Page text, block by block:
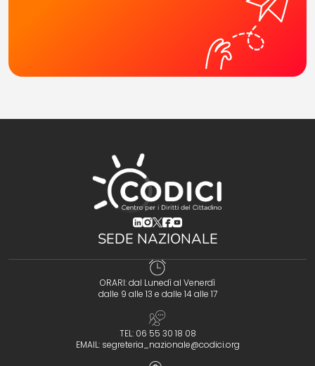
(opens in a new tab)
(opens in a new tab)
(opens in a new tab)
(opens in a new tab)
(opens in a new tab)
SEDE NAZIONALE
ORARI: dal Lunedì al Venerdì
dalle 9 alle 13 e dalle 14 alle 17
TEL: 06 55 30 18 08
EMAIL: segreteria_nazionale@codici.org